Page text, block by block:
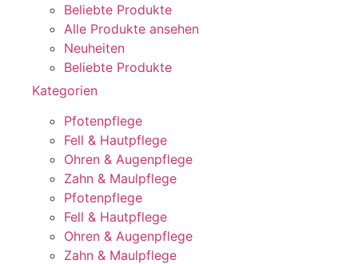
Beliebte Produkte
Alle Produkte ansehen
Neuheiten
Beliebte Produkte
Kategorien
Pfotenpflege
Fell & Hautpflege
Ohren & Augenpflege
Zahn & Maulpflege
Pfotenpflege
Fell & Hautpflege
Ohren & Augenpflege
Zahn & Maulpflege